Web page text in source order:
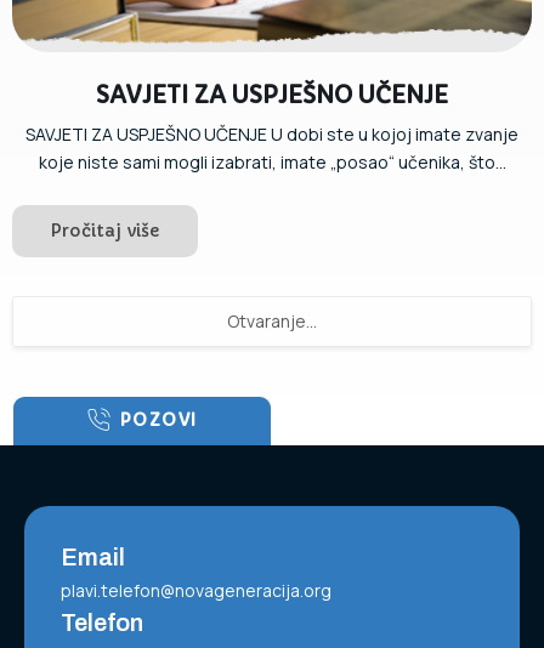
SAVJETI ZA USPJEŠNO UČENJE
SAVJETI ZA USPJEŠNO UČENJE U dobi ste u kojoj imate zvanje
koje niste sami mogli izabrati, imate „posao“ učenika, što...
Pročitaj više
Otvaranje...
POZOVI
Email
plavi.telefon@novageneracija.org
Telefon